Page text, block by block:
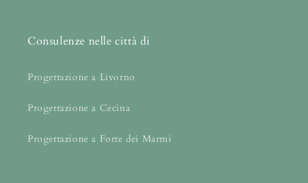
Consulenze nelle città di
Progettazione a Livorno
Progettazione a Cecina
Progettazione a Forte dei Marmi